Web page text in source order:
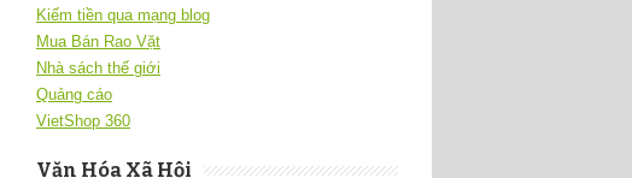
Kiếm tiền qua mạng blog
Mua Bán Rao Vặt
Nhà sách thế giới
Quảng cáo
VietShop 360
Văn Hóa Xã Hội